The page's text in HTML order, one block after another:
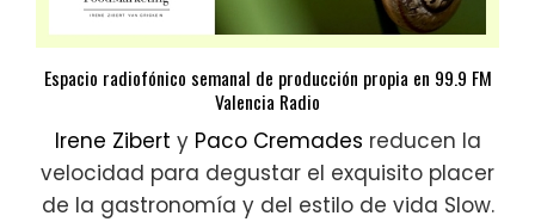
Espacio radiofónico semanal de producción propia en 99.9 FM
Valencia Radio
Irene Zibert y Paco Cremades reducen la
velocidad para degustar el exquisito placer
de la ‪‎gastronomía y del estilo de vida ‪‎Slow.